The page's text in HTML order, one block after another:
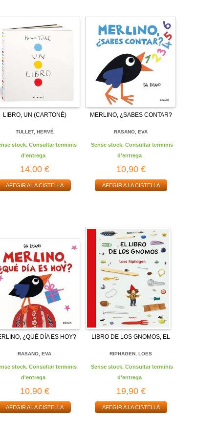
LIBRO, UN (CARTONÉ)
TULLET, HERVÉ
stock. Consultar terminis
d'entrega
14,00 €
AFEGIR A LA CISTELLA
MERLINO, ¿SABES CONTAR?
RASANO, EVA
Sense stock. Consultar terminis
d'entrega
10,90 €
AFEGIR A LA CISTELLA
¿QUÉ DÍA ES HOY?
RASANO, EVA
stock. Consultar terminis
d'entrega
10,90 €
AFEGIR A LA CISTELLA
LIBRO DE LOS GNOMOS, EL
RIPHAGEN, LOES
Sense stock. Consultar terminis
d'entrega
19,90 €
AFEGIR A LA CISTELLA